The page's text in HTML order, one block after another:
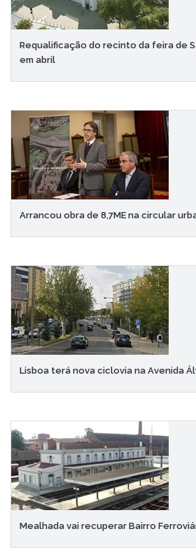
Requalificação do recinto da feira de
em abril
Arrancou obra de 8,7ME na circular
Lisboa terá nova ciclovia na Avenida
Mealhada vai recuperar Bairro